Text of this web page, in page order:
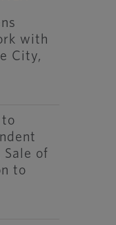
with
City,
to
Sale of
to